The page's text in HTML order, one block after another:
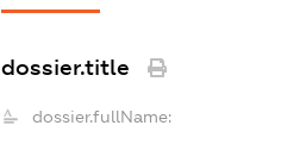
dossier.title
dossier.fullName: